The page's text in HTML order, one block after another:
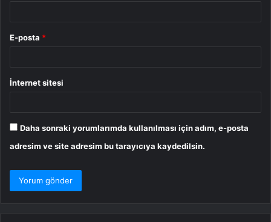
E-posta *
İnternet sitesi
Daha sonraki yorumlarımda kullanılması için adım, e-posta
adresim ve site adresim bu tarayıcıya kaydedilsin.